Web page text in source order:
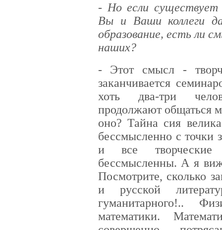
- Но если
Вы и Ваши коллеги
образование, есть ли
наших?
- Этот смысл -
заканчивается
хоть два-три
продолжают общаться
оно? Тайна сия
бессмысленно с точки
и все творческие
бессмысленны. А я
Посмотрите, сколько
и русской
гуманитарного!..
математики.